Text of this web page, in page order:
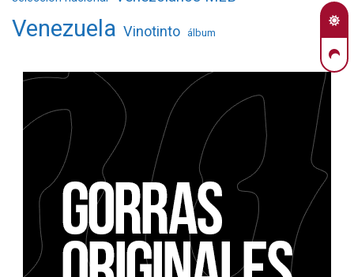
Venezuela Vinotinto álbum